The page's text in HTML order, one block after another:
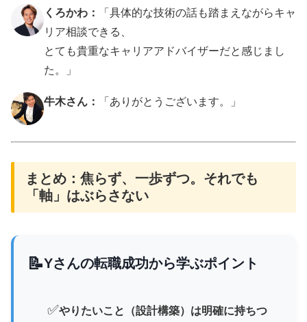
くろかわ：
「具体的な技術の話も踏まえながらキャ
リア相談できる、
とても貴重なキャリアアドバイザーだと感じまし
た。」
牛木さん： 「ありがとうございます。」
まとめ：焦らず、一歩ずつ。それでも
「軸」はぶらさない
📝Yさんの転職成功から学ぶポイント
✅やりたいこと（設計構築）は明確に持ちつ